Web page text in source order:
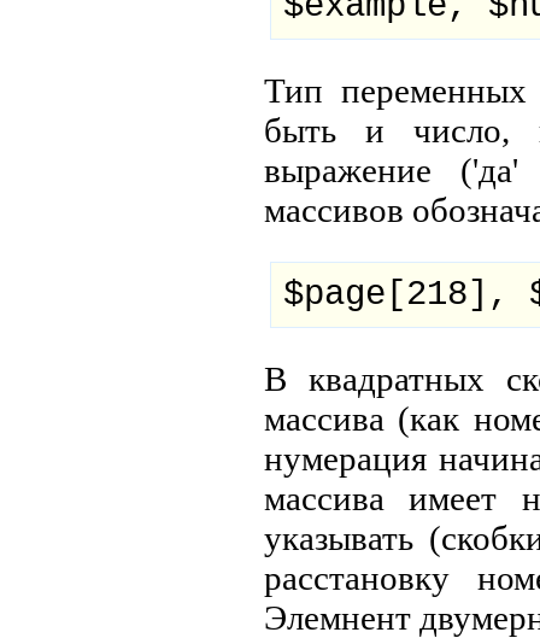
Тип переменных
быть и число,
выражение
массивов
$page[218],
В квадратных
массива (как
нумерация
массива имеет
указывать
расстановку
Элемнент